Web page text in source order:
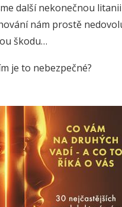
další nekonečnou
nám prostě
škodu…
je to nebezpečné?